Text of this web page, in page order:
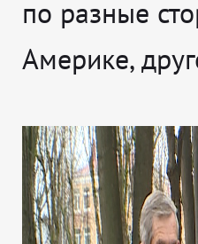
по разные
Америке,